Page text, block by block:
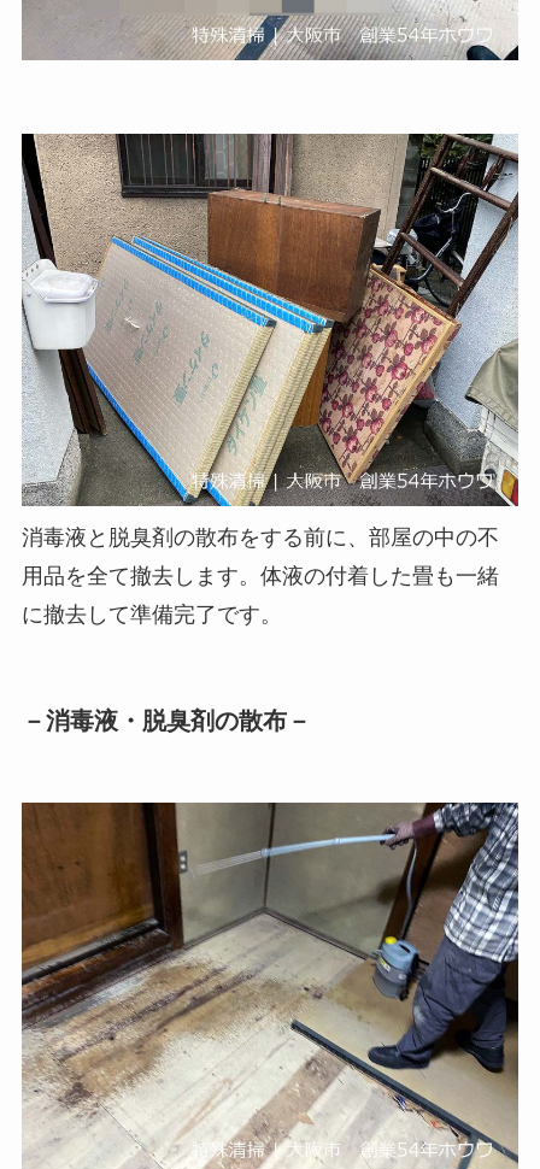
消毒液と脱臭剤の散布をする前に、部屋の中の不
用品を全て撤去します。体液の付着した畳も一緒
に撤去して準備完了です。
－消毒液・脱臭剤の散布－